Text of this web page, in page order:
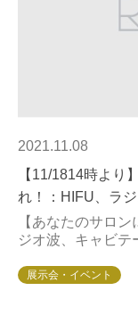
2021.11.08
【11/1814時より
れ！：HIFU、ラ
ス…テクノロジー
適マッチング
【あなたのサロ
ジオ波、キャビ
bサイトやパンフ
展示会・イベント